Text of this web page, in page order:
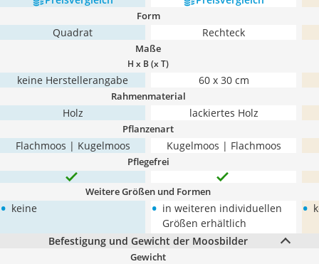
Form
Quadrat Rechteck
Maße
H x B (x T)
keine Herstellerangabe 60 x 30 cm
Rahmenmaterial
Holz lackiertes Holz
Pflanzenart
Flachmoos | Kugelmoos Kugelmoos | Flachmoos
Pflegefrei
Weitere Größen und Formen
• keine • in weiteren individuellen
Größen erhältlich
•
Befestigung und Gewicht der Moosbilder
Gewicht